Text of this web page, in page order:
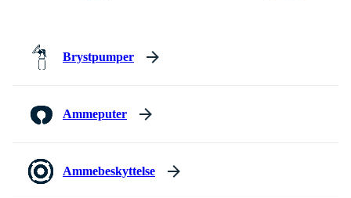
Brystpumper
Ammeputer
Ammebeskyttelse